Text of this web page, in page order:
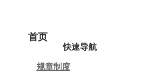
首页
快速导航
规章制度